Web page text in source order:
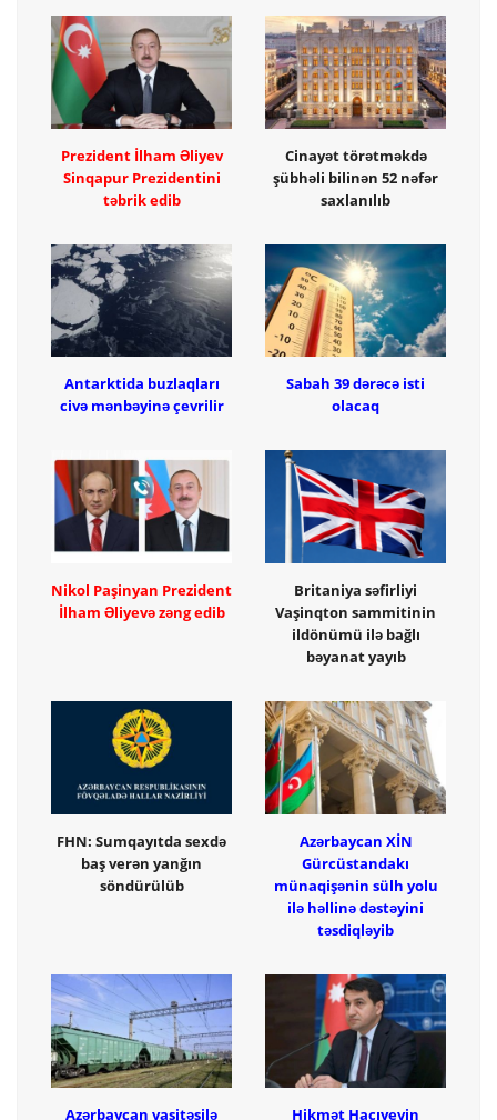
Prezident İlham Əliyev
Sinqapur Prezidentini
təbrik edib
Cinayət törətməkdə
şübhəli bilinən 52 nəfər
saxlanılıb
Antarktida buzlaqları
civə mənbəyinə çevrilir
Sabah 39 dərəcə isti
olacaq
Nikol Paşinyan Prezident
İlham Əliyevə zəng edib
Britaniya səfirliyi
Vaşinqton sammitinin
ildönümü ilə bağlı
bəyanat yayıb
FHN: Sumqayıtda sexdə
baş verən yanğın
söndürülüb
Azərbaycan XİN
Gürcüstandakı
münaqişənin sülh yolu
ilə həllinə dəstəyini
təsdiqləyib
Azərbaycan vasitəsilə
Hikmət Hacıyevin